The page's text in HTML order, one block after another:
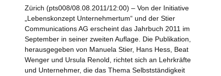
Zürich (pts008/08.08.2011/12:00) – Von der Initiative
„Lebenskonzept Unternehmertum“ und der Stier
Communications AG erscheint das Jahrbuch 2011 im
September in seiner zweiten Auflage. Die Publikation,
herausgegeben von Manuela Stier, Hans Hess, Beat
Wenger und Ursula Renold, richtet sich an Lehrkräfte
und Unternehmer, die das Thema Selbstständigkeit